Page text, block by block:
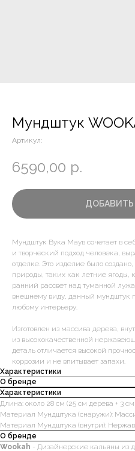
Мундштук
Артикул:
6590,00 р.
ДОБАВИТЬ
Мундштук Вука Маув сочетает в
и творческий подход человека,
отделке. Это изделие было
природы, таких как летние ягоды,
ранний рассвет над туманной
внешнему виду, данный мундштук
любому интерьеру.
Изготовлен из массива дерева,
из высококачественной
деталь отличается высокой
коррозии и не впитывает запахи.
Характеристики
О бренде
Характеристики
Длина: около 28 см (25 см дерева + 3
Материал Мундштука (снаружи):
Материал Мундштука (внутри):
О бренде
Wookah - Дизайнерские кальяны из